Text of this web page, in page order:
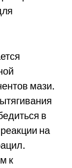
мази.
в
на
к